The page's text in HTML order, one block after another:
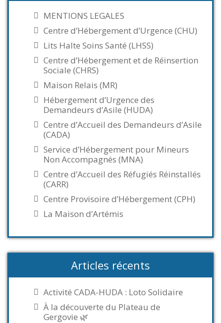
MENTIONS LEGALES
Centre d’Hébergement d’Urgence (CHU)
Lits Halte Soins Santé (LHSS)
Centre d’Hébergement et de Réinsertion
Sociale (CHRS)
Maison Relais (MR)
Hébergement d’Urgence des
Demandeurs d’Asile (HUDA)
Centre d’Accueil des Demandeurs d’Asile
(CADA)
Service d’Hébergement pour Mineurs
Non Accompagnés (MNA)
Centre d’Accueil des Réfugiés Réinstallés
(CARR)
Centre Provisoire d’Hébergement (CPH)
La Maison d’Artémis
Articles récents
Activité CADA-HUDA : Loto Solidaire
À la découverte du Plateau de
Gergovie 🌿